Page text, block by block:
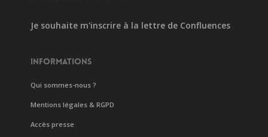
Je souhaite m'inscrire à la lettre de Confluences
INFORMATIONS
Qui sommes-nous ?
Mentions légales & RGPD
Accès presse